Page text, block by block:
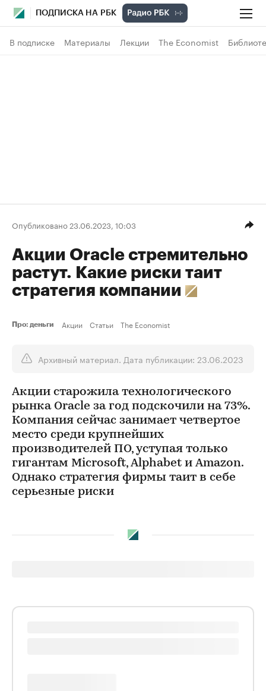
ПОДПИСКА НА РБК
В подписке Материалы Лекции The Economist
Опубликовано 23.06.2023, 10:03
Акции Oracle стремительно
растут. Какие риски таит
стратегия компании
Про: деньги Акции Статьи The Economist
Архивный материал. Дата публикации: 23.06.2023
Акции старожила технологического
рынка Oracle за год подскочили на 73%.
Компания сейчас занимает четвертое
место среди крупнейших
производителей ПО, уступая только
гигантам Microsoft, Alphabet и Amazon.
Однако стратегия фирмы таит в себе
серьезные риски